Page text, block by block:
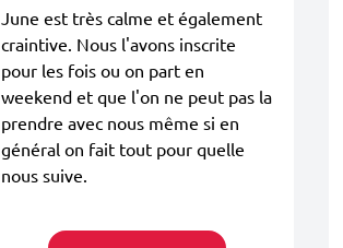
June est très calme et également
craintive. Nous l'avons inscrite
pour les fois ou on part en
weekend et que l'on ne peut pas la
prendre avec nous même si en
général on fait tout pour quelle
nous suive.